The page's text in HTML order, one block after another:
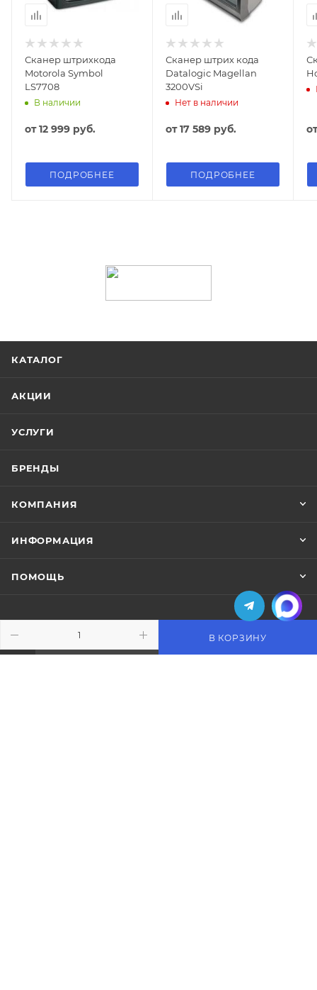
В КОРЗИНУ
Сканер штрихкода
Motorola Symbol
LS7708
В наличии
от12 999 руб.
ПОДРОБНЕЕ
Сканер штрих кода
Datalogic Magellan
3200VSi
Нет в наличии
от17 589 руб.
ПОДРОБНЕЕ
КАТАЛОГ
АКЦИИ
УСЛУГИ
БРЕНДЫ
КОМПАНИЯ
ИНФОРМАЦИЯ
ПОМОЩЬ
ПОДПИСАТЬСЯ НА РАССЫЛКУ